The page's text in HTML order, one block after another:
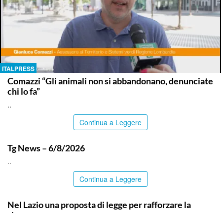
ITALPRESS
Comazzi “Gli animali non si abbandonano, denunciate
chi lo fa”
..
Continua a Leggere
Tg News – 6/8/2026
..
Continua a Leggere
Nel Lazio una proposta di legge per rafforzare la